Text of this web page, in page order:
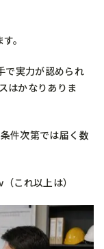
。
で実力が認められ
はかなりありま
件次第では届く数
これ以上は）